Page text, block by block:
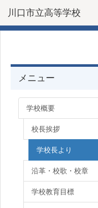
川口市立高等学校
メニュー
学校概要
校長挨拶
学校長より
沿革・校歌・校章
学校教育目標